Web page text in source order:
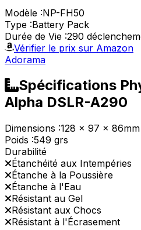
Modèle :NP-FH50
Type :Battery Pack
Durée de Vie :290
Vérifier le prix sur Amazon
Adorama
Spécifications
Alpha DSLR-A290
Dimensions :128 x 97 x 86mm
Poids :549 grs
Durabilité
Étanchéité aux Intempéries
Étanche à la Poussière
Étanche à l'Eau
Résistant au Gel
Résistant aux Chocs
Résistant à l'Écrasement